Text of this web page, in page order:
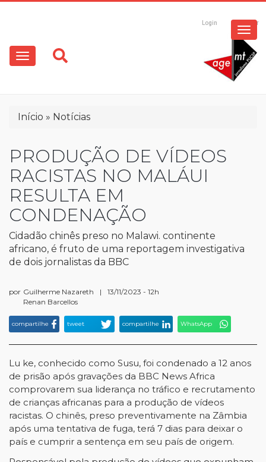
conteúdo
principal
Login Registrar
Main
navigation
Trilha
navegação
Início Notícias
PRODUÇÃO DE VÍDEOS
RACISTAS NO MALÁUI
RESULTA EM
CONDENAÇÃO
Cidadão chinês preso no Malawi. continente
africano, é fruto de uma reportagem investigativa
de dois jornalistas da BBC
por Guilherme Nazareth
Renan Barcellos
| 13/11/2023 - 12h
compartilhe tweet compartilhe WhatsApp
Lu ke, conhecido como Susu, foi condenado a 12 anos
de prisão após gravações da BBC News Africa
comprovarem sua liderança no tráfico e recrutamento
de crianças africanas para a produção de vídeos
racistas. O chinês, preso preventivamente na Zâmbia
após uma tentativa de fuga, terá 7 dias para deixar o
país e cumprir a sentença em seu país de origem.